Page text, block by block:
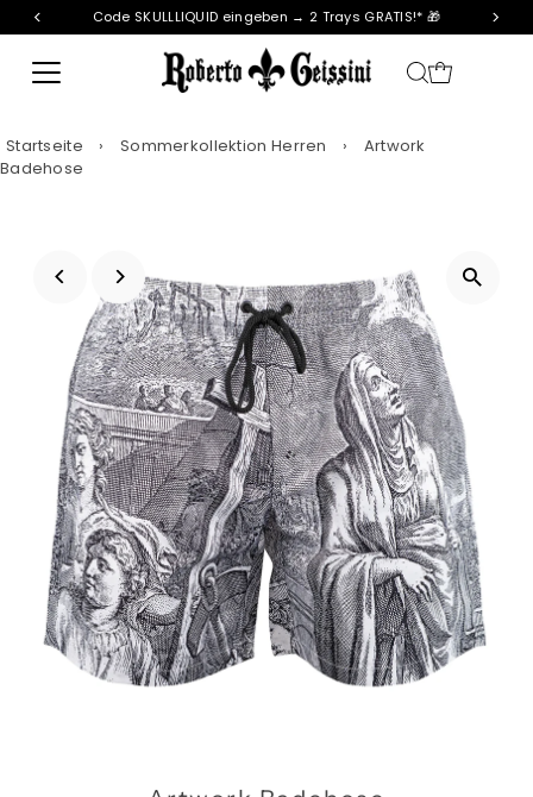
Direkt zum Inhalt
Code SKULLLIQUID eingeben → 2 Trays GRATIS!* 🎁
Startseite › Sommerkollektion Herren ›
Artwork
Badehose